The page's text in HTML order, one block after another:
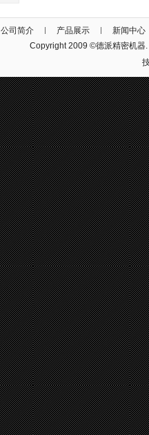
公司简介 产品展示
新闻中心
Copyright 2009 ©德派精密机器